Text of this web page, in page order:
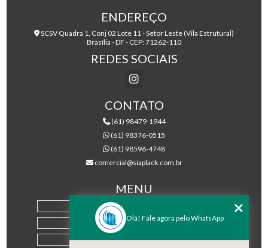
ENDEREÇO
SCSV Quadra 1, Conj 02 Lote 11 - Setor Leste (Vila Estrutural)
Brasília - DF - CEP: 71262-110
REDES SOCIAIS
CONTATO
(61) 98479-1944
(61) 98376-0515
(61) 98596-4748
comercial@siaplack.com.br
MENU
EMPRESA
PRODUTOS
Olá! Fale agora pelo WhatsApp